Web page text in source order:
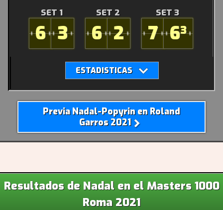
SET 1
6 3
SET 2
6 2
SET 3
7 63
Previa Nadal-Popyrin en Roland
Garros 2021
Resultados de Nadal en el Masters 1000
Roma 2021